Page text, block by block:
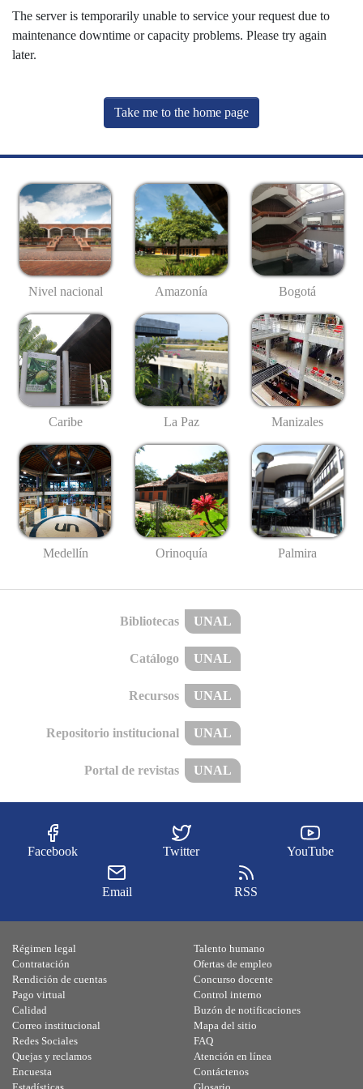
The server is temporarily unable to service your request due to
maintenance downtime or capacity problems. Please try again
later.
Take me to the home page
Nivel nacional Amazonía Bogotá
Caribe La Paz Manizales
Medellín Orinoquía Palmira
Bibliotecas UNAL
Catálogo UNAL
Recursos UNAL
Repositorio institucional UNAL
Portal de revistas UNAL
Facebook Twitter YouTube
Email RSS
Régimen legal
Contratación
Rendición de cuentas
Pago virtual
Calidad
Talento humano
Ofertas de empleo
Concurso docente
Control interno
Buzón de notificaciones
Correo institucional
Redes Sociales
Quejas y reclamos
Encuesta
Mapa del sitio
FAQ
Atención en línea
Contáctenos